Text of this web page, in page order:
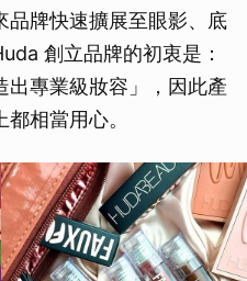
品牌快速擴展至眼影、底
創立品牌的初衷是：
出專業級妝容」，因此產
相當用心。